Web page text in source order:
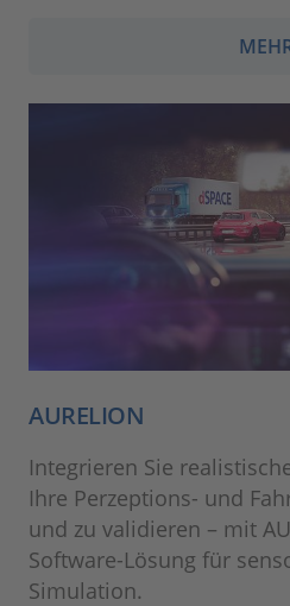
AURELION
Integrieren Sie
Ihre Perzeptions- und
und zu validieren – mit
Software-Lösung für
Simulation.